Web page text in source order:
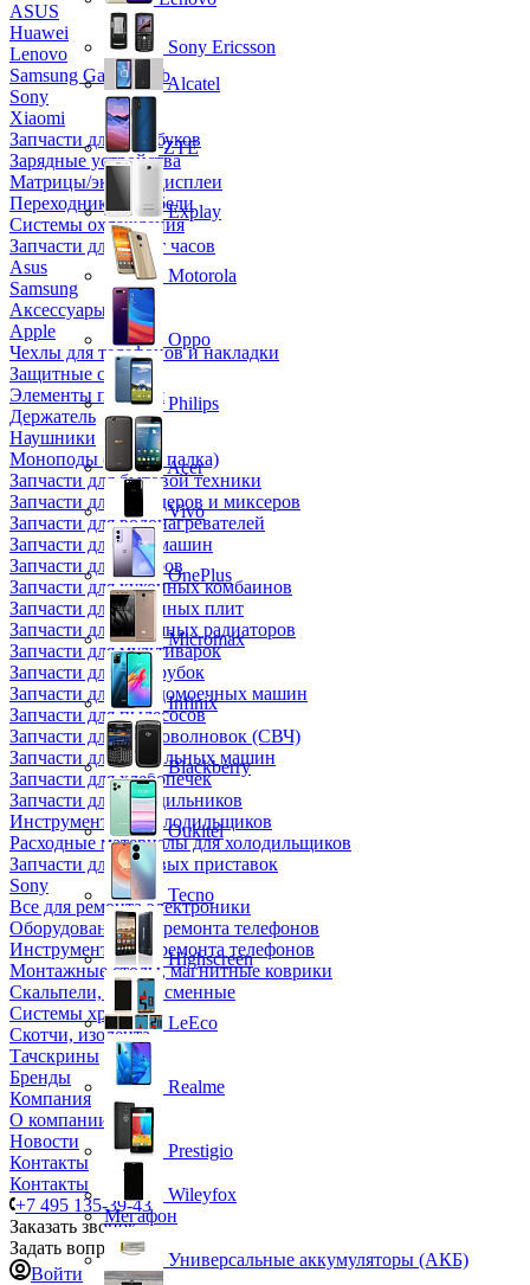
ASUS
Huawei
Lenovo
Samsung Galaxy Tab
Sony
Xiaomi
Запчасти для ноутбуков
Зарядные устройства
Матрицы/экраны/дисплеи
Переходники и кабели
Системы охлаждения
Запчасти для смарт часов
Asus
Samsung
Аксессуары
Apple
Чехлы для телефонов и накладки
Защитные стекла
Элементы питания
Держатель
Наушники
Моноподы (Селфи палка)
Запчасти для бытовой техники
Запчасти для блендеров и миксеров
Запчасти для водонагревателей
Запчасти для кофемашин
Запчасти для кулеров
Запчасти для кухонных комбаинов
Запчасти для кухонных плит
Запчасти для масляных радиаторов
Запчасти для мультиварок
Запчасти для мясорубок
Запчасти для посудомоечных машин
Запчасти для пылесосов
Запчасти для микроволновок (СВЧ)
Запчасти для стиральных машин
Запчасти для хлебопечек
Запчасти для холодильников
Инструмент для холодильщиков
Расходные материалы для холодильщиков
Запчасти для игровых приставок
Sony
Все для ремонта электроники
Оборудование для ремонта телефонов
Инструменты для ремонта телефонов
Монтажные столы, магнитные коврики
Скальпели, лезвия сменные
Системы хранения
Скотчи, изолента
Тачскрины
Бренды
Компания
О компании
Новости
Контакты
Контакты
+7 495 135-39-43
Заказать звонок
Задать вопрос
Войти
Sony Ericsson
Alcatel
ZTE
Explay
Motorola
Oppo
Philips
Acer
Vivo
OnePlus
Micromax
Infinix
Blackberry
Oukitel
Tecno
Highscreen
LeEco
Realme
Prestigio
Wileyfox
Мегафон
Универсальные аккумуляторы (АКБ)